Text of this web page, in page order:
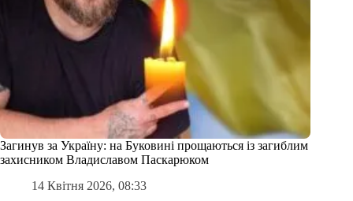
Загинув за Україну: на Буковині прощаються із загиблим
захисником Владиславом Паскарюком
14 Квітня 2026, 08:33